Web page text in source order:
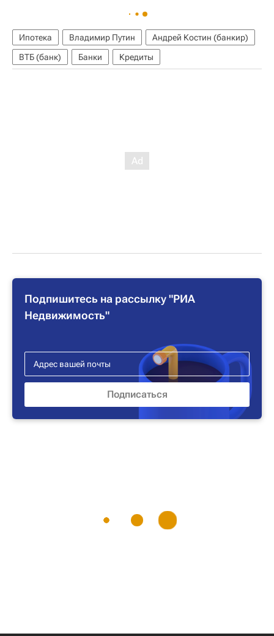
Ипотека Владимир Путин
Андрей Костин (банкир)
ВТБ (банк)
Банки Кредиты
Подпишитесь на рассылку "РИА
Недвижимость"